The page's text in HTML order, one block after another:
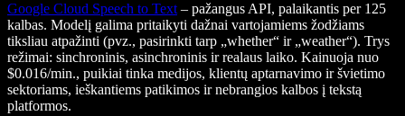
Google Cloud Speech to Text – pažangus API, palaikantis per 125
kalbas. Modelį galima pritaikyti dažnai vartojamiems žodžiams
tiksliau atpažinti (pvz., pasirinkti tarp „whether“ ir „weather“). Trys
režimai: sinchroninis, asinchroninis ir realaus laiko. Kainuoja nuo
$0.016/min., puikiai tinka medijos, klientų aptarnavimo ir švietimo
sektoriams, ieškantiems patikimos ir nebrangios kalbos į tekstą
platformos.